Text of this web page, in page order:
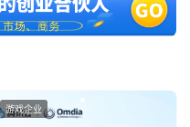
游戏企业